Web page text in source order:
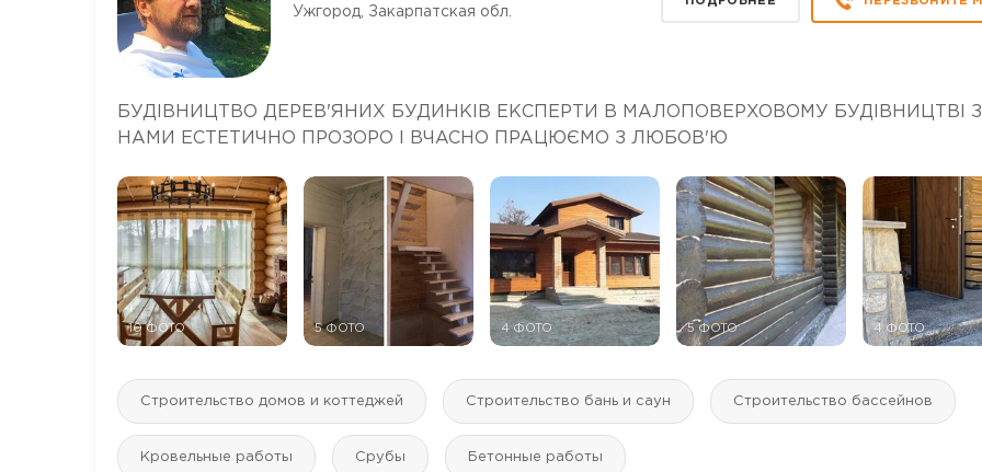
Ужгород, Закарпатская обл.
БУДІВНИЦТВО ДЕРЕВ'ЯНИХ БУДИНКІВ ЕКСПЕРТИ В МАЛОПОВЕРХОВОМУ БУДІВНИЦТВІ З
НАМИ ЕСТЕТИЧНО ПРОЗОРО І ВЧАСНО ПРАЦЮЄМО З ЛЮБОВ'Ю
10 ФОТО 5 ФОТО 4 ФОТО 5 ФОТО 4 ФОТО
Строительство домов и коттеджей Строительство бань и саун Строительство бассейнов
Кровельные работы Срубы Бетонные работы